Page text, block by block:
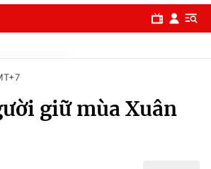
giữ mùa Xuân